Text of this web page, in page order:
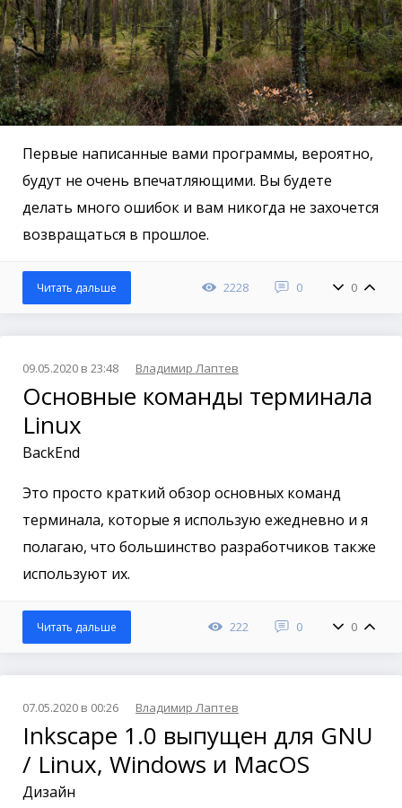
Первые написанные вами программы, вероятно,
будут не очень впечатляющими. Вы будете
делать много ошибок и вам никогда не захочется
возвращаться в прошлое.
2228 0 0
Читать дальше
09.05.2020 в 23:48 Владимир Лаптев
Основные команды терминала
Linux
BackEnd
Это просто краткий обзор основных команд
терминала, которые я использую ежедневно и я
полагаю, что большинство разработчиков также
используют их.
222 0 0
Читать дальше
07.05.2020 в 00:26 Владимир Лаптев
Inkscape 1.0 выпущен для GNU
/ Linux, Windows и MacOS
Дизайн